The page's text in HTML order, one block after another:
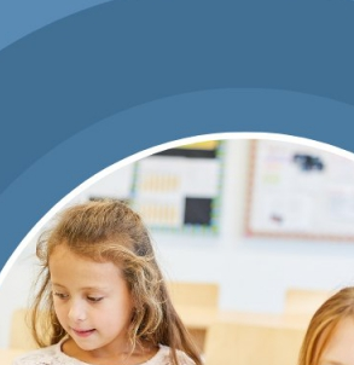
WODA
- Doradcy Energetyczni